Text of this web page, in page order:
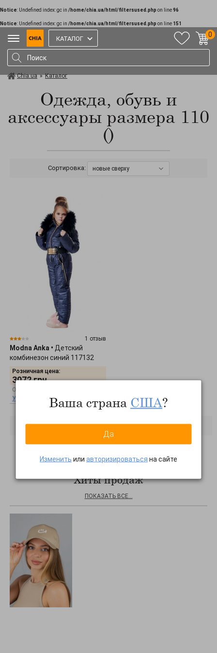
Notice: Undefined index: gc in /home/chia.ua/html/filtersused.php on line96
Notice: Undefined index: gc in /home/chia.ua/html/filtersused.php on line 151
КАТАЛОГ
0
Chia.ua » Каталог
Одежда, обувь и
аксессуары размера 110
()
Сортировка: новые сверху
1 отзыв
Modna Anka • Детский
комбинезон синий 117132
Розничная цена:
3072грн.
Оптовая цена:
Узнать оптовую цену
Хиты продаж
ПОКАЗАТЬ ВСЕ...
Ваша страна США?
Да
Изменить или авторизироваться на сайте